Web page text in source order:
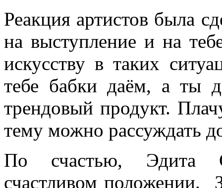
Реакция артистов была
на выступление и на
искусству в таких
тебе бабки даём, а ты
трендовый продукт.
тему можно рассуждать
По счастью, Эдита
счастливом положении.